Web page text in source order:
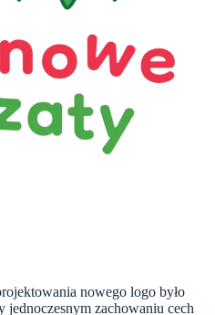
nowego logo było
jednoczesnym zachowaniu cech